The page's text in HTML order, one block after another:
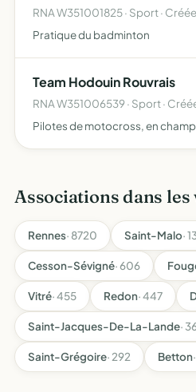
RNA W351001825 · Sport ·
Pratique du badminton
Team Hodouin Rouvrais
RNA W351006539 · Sport ·
Pilotes de motocross, en
Associations dans
Rennes· 8720 Saint-Malo·
Cesson-Sévigné· 606
Vitré· 455 Redon· 447
Saint-Jacques-De-La-Lande·
Saint-Grégoire· 292 Betton